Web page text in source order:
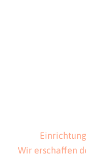
Wir erschaffen